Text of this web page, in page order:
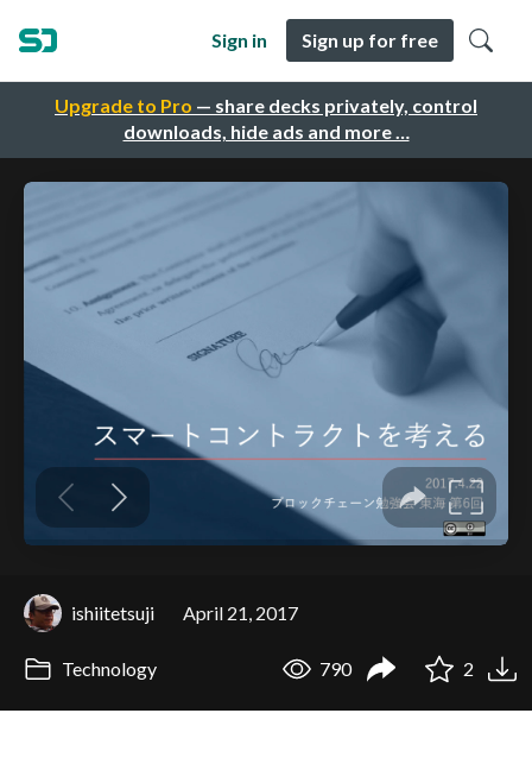
Upgrade to Pro — share decks privately, control
downloads, hide ads and more …
Sign in Sign up for free
ishiitetsuji April 21, 2017
Technology 790 2